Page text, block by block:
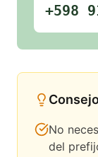
+598
No
del